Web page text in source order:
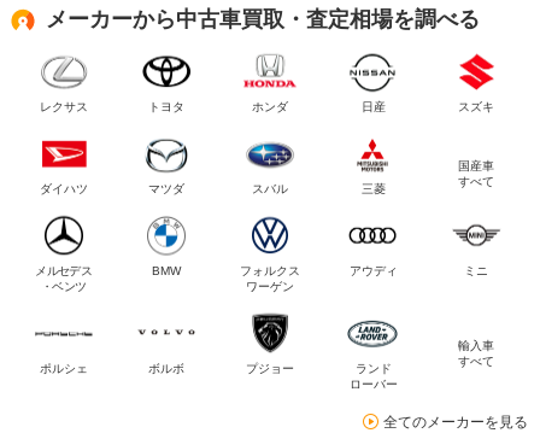
メーカーから中古車買取・査定相場を調べる
レクサス トヨタ ホンダ 日産 スズキ
ダイハツ マツダ スバル 三菱
国産車
すべて
メルセデス
・ベンツ
BMW
フォルクス
ワーゲン
アウディ ミニ
ポルシェ ボルボ プジョー
ランド
ローバー
輸入車
すべて
全てのメーカーを見る